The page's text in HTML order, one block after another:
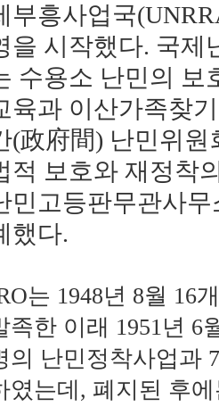
부흥사업국
을 시작했다. 국제
수용소 난민의 보
육과 이산가족찾
(政府間) 난민위
적 보호와 재정착
민고등판무관사
했다.
는 1948년 8월 16
족한 이래 1951년 6
의 난민정착사업과
였는데, 폐지된 후